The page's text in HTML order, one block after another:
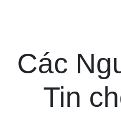
Các
Tin